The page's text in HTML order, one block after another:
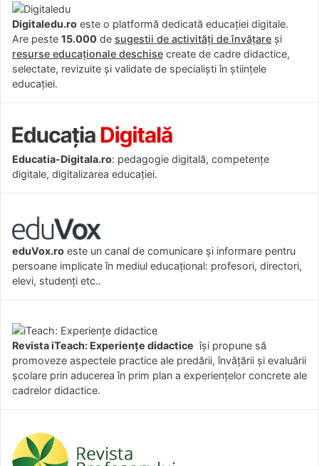
Digitaledu.ro este o platformă dedicată educației digitale.
Are peste 15.000 de sugestii de activități de învățare și
resurse educaționale deschise create de cadre didactice,
selectate, revizuite și validate de specialiști în științele
educației.
Educatia-Digitala.ro: pedagogie digitală, competențe
digitale, digitalizarea educației.
eduVox.ro este un canal de comunicare și informare pentru
persoane implicate în mediul educațional: profesori, directori,
elevi, studenți etc..
Revista iTeach: Experienţe didactice îşi propune să
promoveze aspectele practice ale predării, învăţării şi evaluării
şcolare prin aducerea în prim plan a experienţelor concrete ale
cadrelor didactice.